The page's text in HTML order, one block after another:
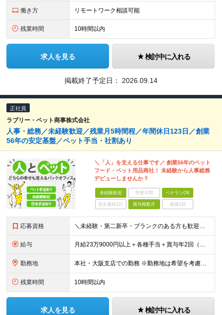
働き方 リモートワーク相談可能
残業時間 10時間以内
求人を見る 検討中に入れる
掲載終了予定日： 2026.09.14
正社員
ラブリー・ペット商事株式会社
人事・総務／未経験歓迎／残業月5時間程／年間休日123日／創業
56年の安定基盤／ペット手当・社割あり
＼「人」を支える仕事です／ 創業56年のペット
フード・ペット用品商社！ 未経験から人事総務
デビューしませんか？
未経験歓迎 学歴不問 ベテランOK
完全週休2日 賞与複数月 面接1回
応募資格 ＼未経験・第二新卒・ブランクのある方も歓迎！／ ■大卒以上 ■基本的なPCスキルをお持ちの方（Excelに入力ができればOK） 今回は、意欲・人物を重視した採用です。必要な知識は入社後に身につけら
給与 月給23万9000円以上＋各種手当＋賞与年2回（年間約2ヶ月分） ★経験・年齢・能力などを考慮のうえ決定 ★残業代は別途全額支給 ＜あわせて支給される手当＞ ◆扶養手当（配偶者：月1万円、子ども1
勤務地 本社・大阪支店での勤務 ※勤務地は希望を考慮して決定します。 ※場合により転勤の可能性もございます。 ※U・Iターン歓迎！ ■本社・大阪支店 大阪府門真市松生町6-20
残業時間 10時間以内
求人を見る 検討中に入れる